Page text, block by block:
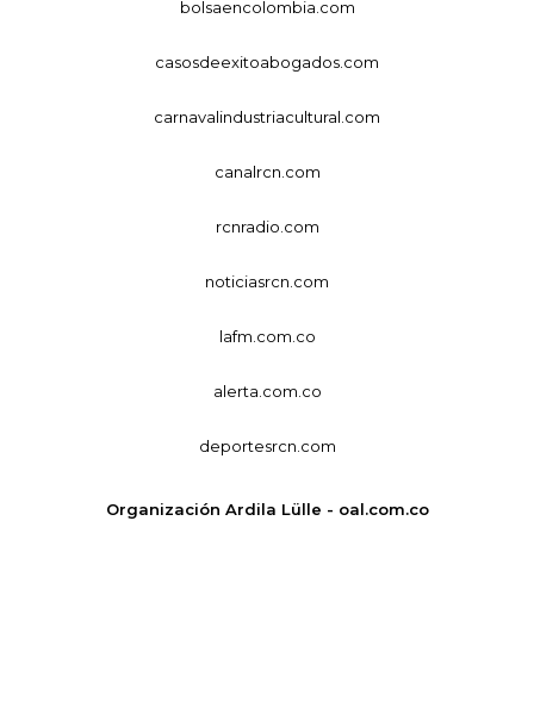
bolsaencolombia.com
casosdeexitoabogados.com
carnavalindustriacultural.com
canalrcn.com
rcnradio.com
noticiasrcn.com
lafm.com.co
alerta.com.co
deportesrcn.com
Organización Ardila Lülle - oal.com.co